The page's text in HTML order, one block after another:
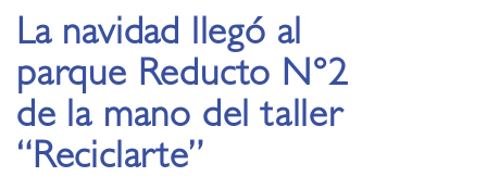
La navidad llegó al
parque Reducto N°2
de la mano del taller
“Reciclarte”